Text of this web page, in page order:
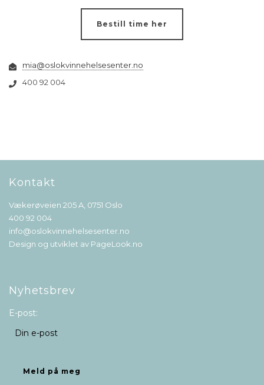
Bestill time her
mia@oslokvinnehelsesenter.no
400 92 004
Kontakt
Vækerøveien 205 A, 0751 Oslo
400 92 004
info@oslokvinnehelsesenter.no
Design og utviklet av PageLook.no
Nyhetsbrev
E-post: